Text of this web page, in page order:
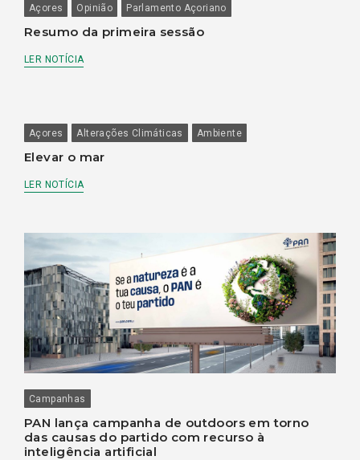
Açores Opinião Parlamento Açoriano
Resumo da primeira sessão
LER NOTÍCIA
Açores Alterações Climáticas Ambiente
Elevar o mar
LER NOTÍCIA
Campanhas
PAN lança campanha de outdoors em torno
das causas do partido com recurso à
inteligência artificial